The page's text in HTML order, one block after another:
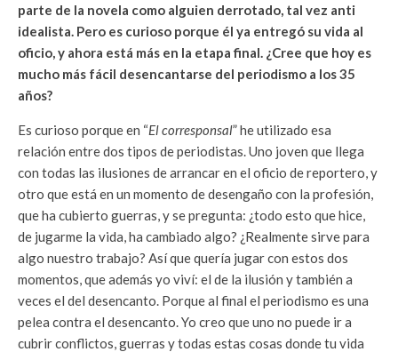
parte de la novela como alguien derrotado, tal vez anti
idealista. Pero es curioso porque él ya entregó su vida al
oficio, y ahora está más en la etapa final. ¿Cree que hoy es
mucho más fácil desencantarse del periodismo a los 35
años?
Es curioso porque en “El corresponsal” he utilizado esa
relación entre dos tipos de periodistas. Uno joven que llega
con todas las ilusiones de arrancar en el oficio de reportero, y
otro que está en un momento de desengaño con la profesión,
que ha cubierto guerras, y se pregunta: ¿todo esto que hice,
de jugarme la vida, ha cambiado algo? ¿Realmente sirve para
algo nuestro trabajo? Así que quería jugar con estos dos
momentos, que además yo viví: el de la ilusión y también a
veces el del desencanto. Porque al final el periodismo es una
pelea contra el desencanto. Yo creo que uno no puede ir a
cubrir conflictos, guerras y todas estas cosas donde tu vida